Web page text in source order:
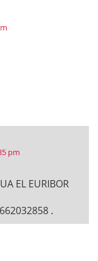
pm
EL EURIBOR
.